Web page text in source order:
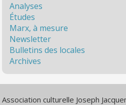
Analyses
Études
Marx, à mesure
Newsletter
Bulletins des locales
Archives
Association culturelle Joseph